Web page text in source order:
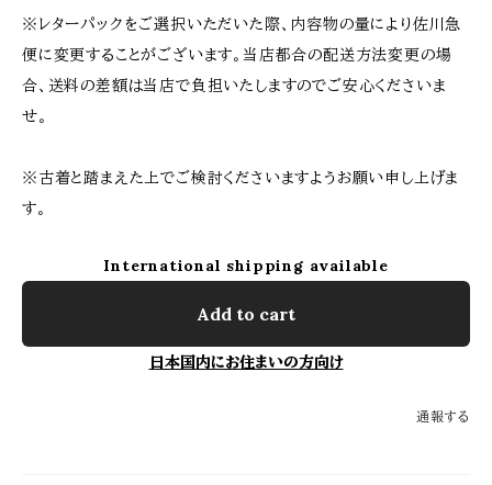
※レターパックをご選択いただいた際、内容物の量により佐川急
便に変更することがございます。当店都合の配送方法変更の場
合、送料の差額は当店で負担いたしますのでご安心くださいま
せ。
※古着と踏まえた上でご検討くださいますようお願い申し上げま
す。
International shipping available
Add to cart
日本国内にお住まいの方向け
通報する